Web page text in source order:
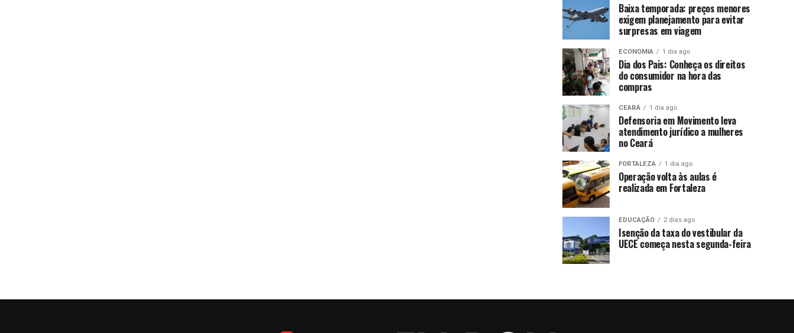
Baixa temporada: preços menores
exigem planejamento para evitar
surpresas em viagem
ECONOMIA 1 dia ago
Dia dos Pais: Conheça os direitos
do consumidor na hora das
compras
CEARÁ 1 dia ago
Defensoria em Movimento leva
atendimento jurídico a mulheres
no Ceará
FORTALEZA 1 dia ago
Operação volta às aulas é
realizada em Fortaleza
EDUCAÇÃO 2 dias ago
Isenção da taxa do vestibular da
UECE começa nesta segunda-feira